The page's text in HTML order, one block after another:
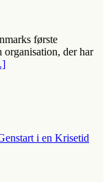
første
der har